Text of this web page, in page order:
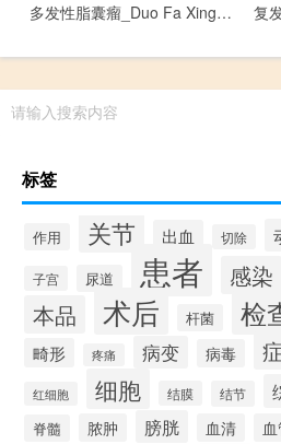
多发性脂囊瘤_Duo Fa Xing Zhi Nang Liu
请输入搜索内容
标签
作用 关节 出血 切除
子宫 尿道 患者 感染
本品 术后 杆菌 检
畸形 疼痛 病变 病毒
红细胞 细胞 结膜 结节
脊髓 脓肿 膀胱 血清